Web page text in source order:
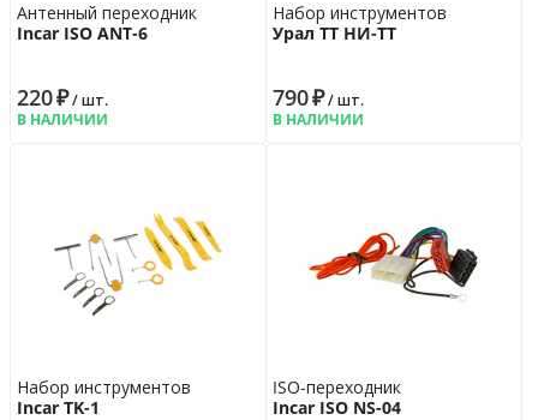
Антенный переходник
Incar ISO ANT-6
220₽/ шт.
В НАЛИЧИИ
Набор инструментов
Урал ТТ НИ-ТТ
790₽/ шт.
В НАЛИЧИИ
Набор инструментов
Incar TK-1
ISO-переходник
Incar ISO NS-04